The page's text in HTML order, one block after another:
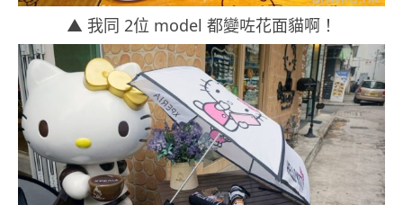
▲ 我同 2位 model 都變咗花面貓啊！